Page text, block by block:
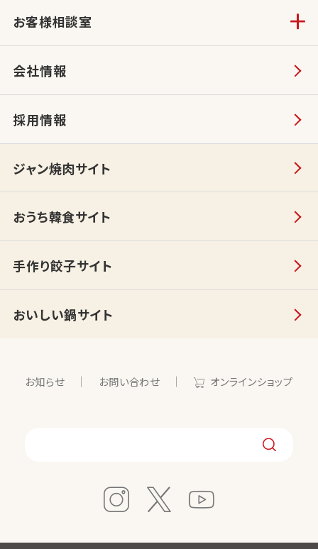
お客様相談室
会社情報
採用情報
ジャン焼肉サイト
おうち韓食サイト
手作り餃子サイト
おいしい鍋サイト
お知らせ お問い合わせ オンラインショップ